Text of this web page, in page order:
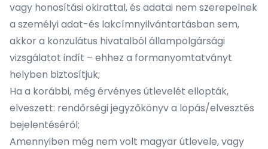
vagy honosítási okirattal, és adatai nem szerepelnek
a személyi adat-és lakcímnyilvántartásban sem,
akkor a konzulátus hivatalból állampolgársági
vizsgálatot indít – ehhez a formanyomtatványt
helyben biztosítjuk;
Ha a korábbi, még érvényes útlevelét ellopták,
elveszett: rendőrségi jegyzőkönyv a lopás/elvesztés
bejelentéséről;
Amennyiben még nem volt magyar útlevele, vagy